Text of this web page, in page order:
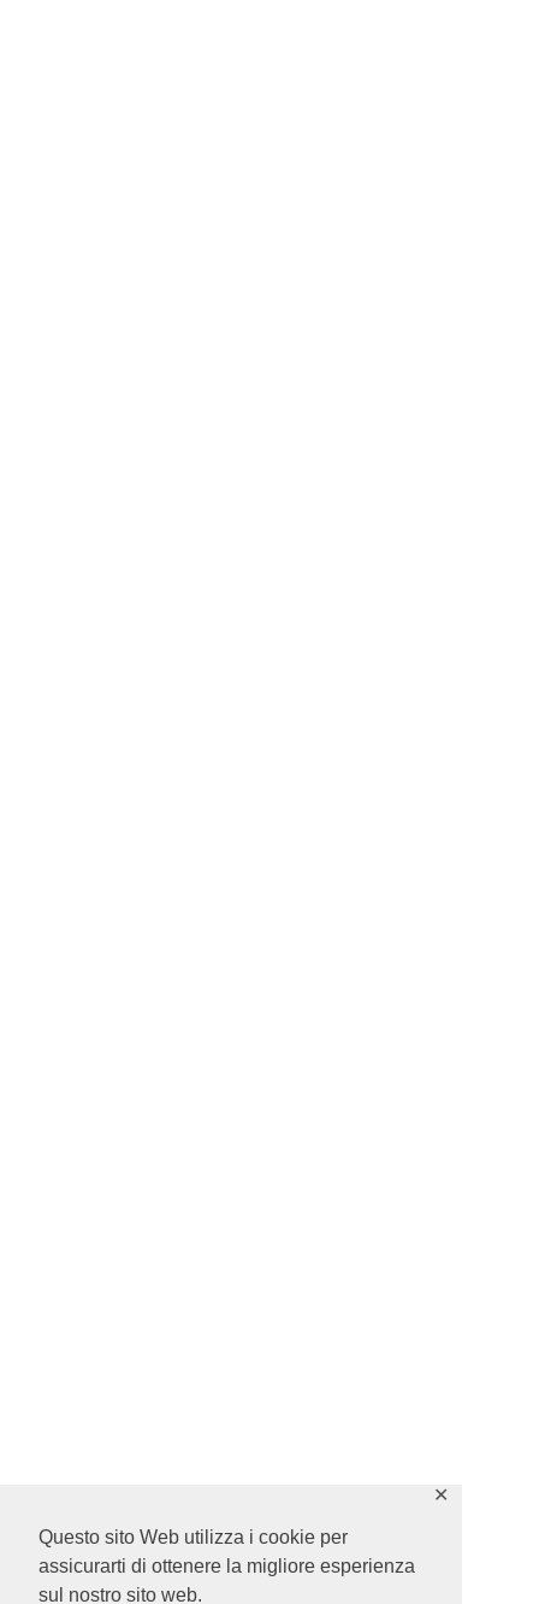
Questo sito Web utilizza i cookie per
assicurarti di ottenere la migliore esperienza
sul nostro sito web.
✕